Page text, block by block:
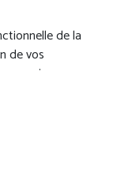
de la
de vos
main.